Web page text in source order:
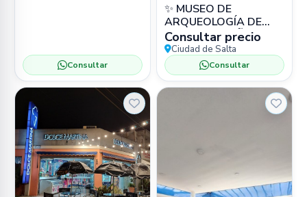
Consultar
✨ MUSEO DE
ARQUEOLOGÍA DE
ALTA MONTAÑA
(MAAM) 📍 Bartolomé
Mitre 77, Salta 🏛️
Museo
Consultar precio
Ciudad de Salta
Consultar